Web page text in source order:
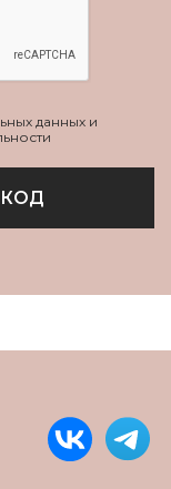
данных и
КОД